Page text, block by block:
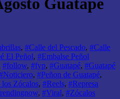
Guatapé
, #Calle del Pescado, #Calle
El Peñol, #Embalse Peñol
#follow, #fyp, #Guatapé, #Guatapé
, #Peñon de Guatapé,
los Zócalos, #Reels, #Represa
, #Viral, #Zócalos